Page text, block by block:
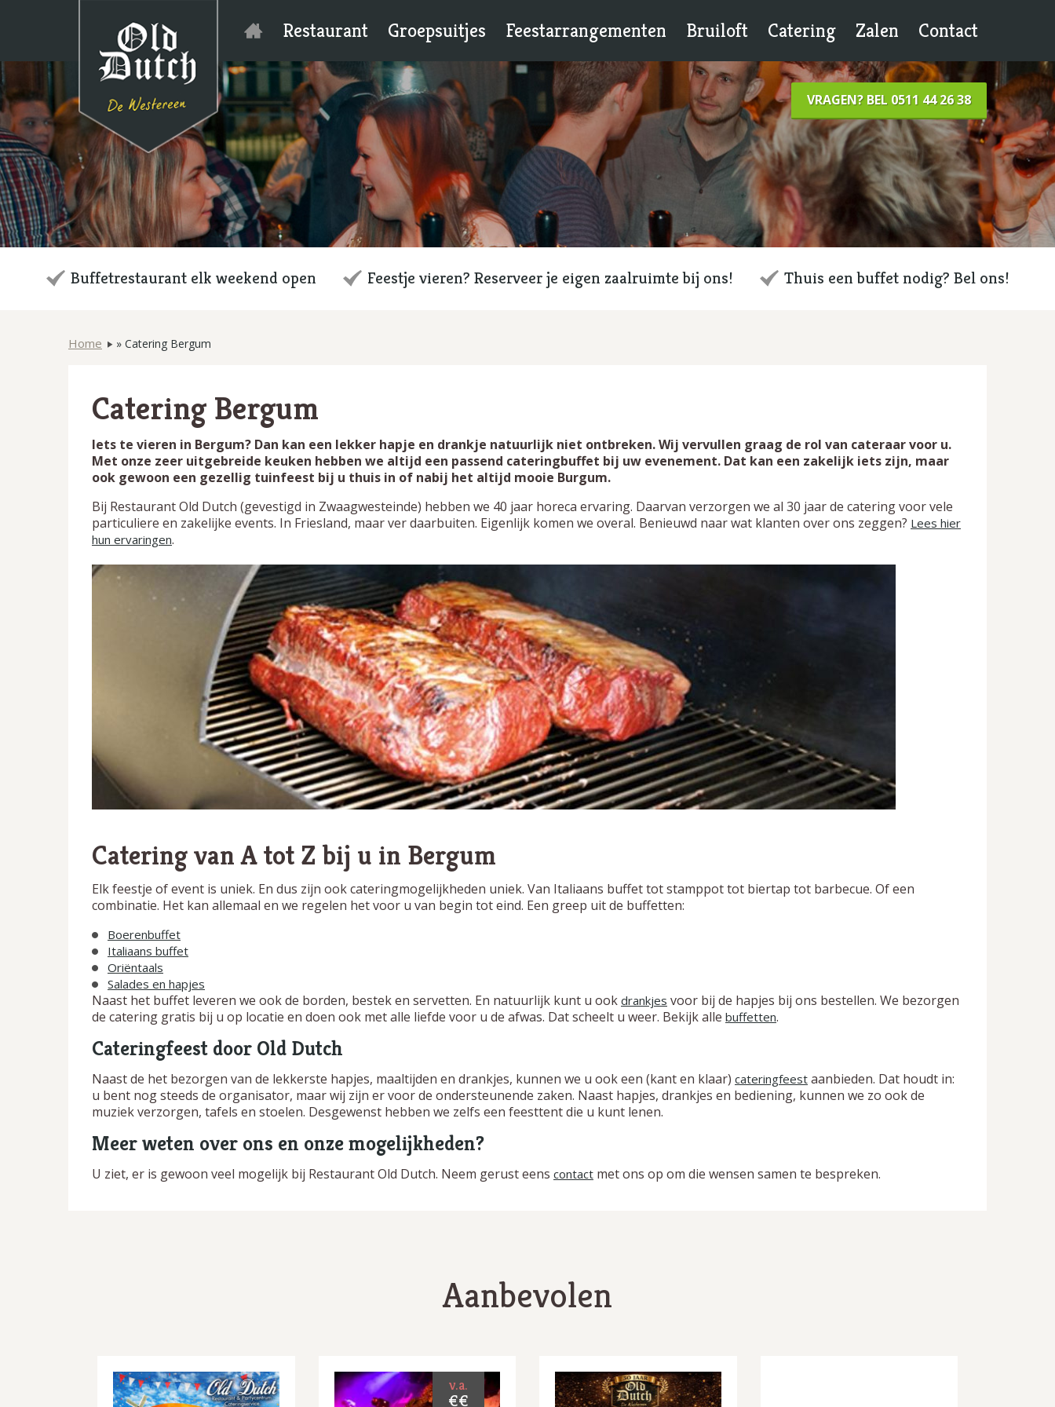
Restaurant Groepsuitjes Feestarrangementen Bruiloft Catering Zalen Contact
VRAGEN? BEL 0511 44 26 38
Buffetrestaurant elk weekend open Feestje vieren? Reserveer je eigen zaalruimte bij ons! Thuis een buffet nodig? Bel ons!
Home » Catering Bergum
Catering Bergum
Iets te vieren in Bergum? Dan kan een lekker hapje en drankje natuurlijk niet ontbreken. Wij vervullen graag de rol van cateraar voor u.
Met onze zeer uitgebreide keuken hebben we altijd een passend cateringbuffet bij uw evenement. Dat kan een zakelijk iets zijn, maar
ook gewoon een gezellig tuinfeest bij u thuis in of nabij het altijd mooie Burgum.
Bij Restaurant Old Dutch (gevestigd in Zwaagwesteinde) hebben we 40 jaar horeca ervaring. Daarvan verzorgen we al 30 jaar de catering voor vele
particuliere en zakelijke events. In Friesland, maar ver daarbuiten. Eigenlijk komen we overal. Benieuwd naar wat klanten over ons zeggen? Lees hier
hun ervaringen.
Catering van A tot Z bij u in Bergum
Elk feestje of event is uniek. En dus zijn ook cateringmogelijkheden uniek. Van Italiaans buffet tot stamppot tot biertap tot barbecue. Of een
combinatie. Het kan allemaal en we regelen het voor u van begin tot eind. Een greep uit de buffetten:
Boerenbuffet
Italiaans buffet
Oriëntaals
Salades en hapjes
Naast het buffet leveren we ook de borden, bestek en servetten. En natuurlijk kunt u ook drankjes voor bij de hapjes bij ons bestellen. We bezorgen
de catering gratis bij u op locatie en doen ook met alle liefde voor u de afwas. Dat scheelt u weer. Bekijk alle buffetten.
Cateringfeest door Old Dutch
Naast de het bezorgen van de lekkerste hapjes, maaltijden en drankjes, kunnen we u ook een (kant en klaar) cateringfeest aanbieden. Dat houdt in:
u bent nog steeds de organisator, maar wij zijn er voor de ondersteunende zaken. Naast hapjes, drankjes en bediening, kunnen we zo ook de
muziek verzorgen, tafels en stoelen. Desgewenst hebben we zelfs een feesttent die u kunt lenen.
Meer weten over ons en onze mogelijkheden?
U ziet, er is gewoon veel mogelijk bij Restaurant Old Dutch. Neem gerust eens contact met ons op om die wensen samen te bespreken.
Aanbevolen
v.a.
€€